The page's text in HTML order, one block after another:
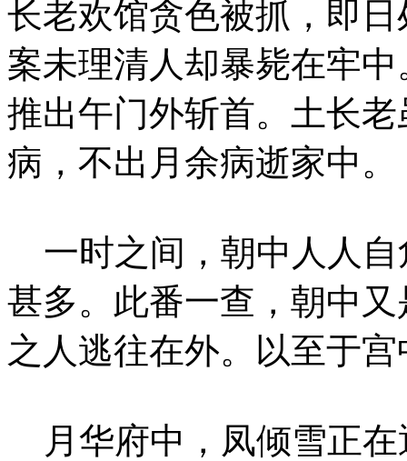
长老欢馆贪色被抓，即
案未理清人却暴毙在牢
推出午门外斩首。土长
病，不出月余病逝家中。
一时之间，朝中人人自
甚多。此番一查，朝中
之人逃往在外。以至于
月华府中，凤倾雪正在